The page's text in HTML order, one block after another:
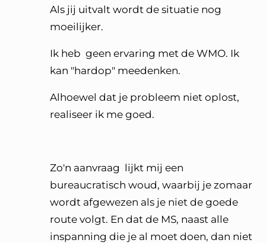
Als jij uitvalt wordt de situatie nog
moeilijker.
Ik heb geen ervaring met de WMO. Ik
kan "hardop" meedenken.
Alhoewel dat je probleem niet oplost,
realiseer ik me goed.
Zo'n aanvraag lijkt mij een
bureaucratisch woud, waarbij je zomaar
wordt afgewezen als je niet de goede
route volgt. En dat de MS, naast alle
inspanning die je al moet doen, dan niet